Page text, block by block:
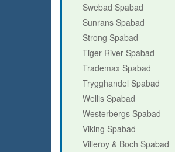
Swebad Spabad
Sunrans Spabad
Strong Spabad
Tiger River Spabad
Trademax Spabad
Trygghandel Spabad
Wellis Spabad
Westerbergs Spabad
Viking Spabad
Villeroy & Boch Spabad